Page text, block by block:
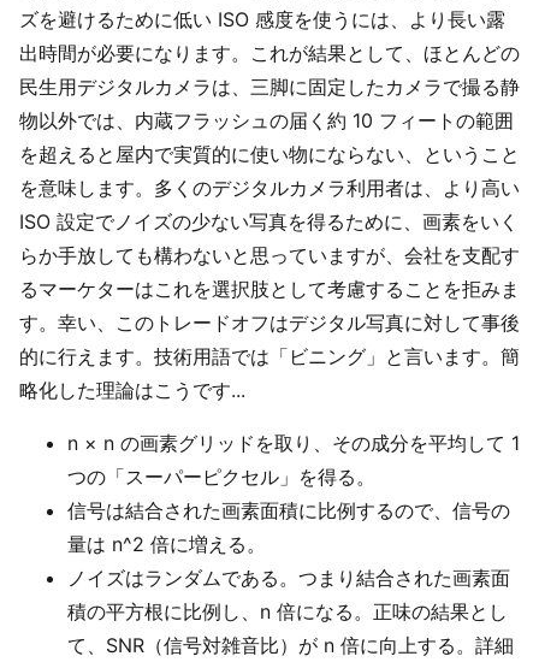
ズを避けるために低い ISO 感度を使うには、より長い露
出時間が必要になります。これが結果として、ほとんどの
民生用デジタルカメラは、三脚に固定したカメラで撮る静
物以外では、内蔵フラッシュの届く約 10 フィートの範囲
を超えると屋内で実質的に使い物にならない、ということ
を意味します。多くのデジタルカメラ利用者は、より高い
ISO 設定でノイズの少ない写真を得るために、画素をいく
らか手放しても構わないと思っていますが、会社を支配す
るマーケターはこれを選択肢として考慮することを拒みま
す。幸い、このトレードオフはデジタル写真に対して事後
的に行えます。技術用語では「ビニング」と言います。簡
略化した理論はこうです...
n × n の画素グリッドを取り、その成分を平均して 1
つの「スーパーピクセル」を得る。
信号は結合された画素面積に比例するので、信号の
量は n^2 倍に増える。
ノイズはランダムである。つまり結合された画素面
積の平方根に比例し、n 倍になる。正味の結果とし
て、SNR（信号対雑音比）が n 倍に向上する。詳細